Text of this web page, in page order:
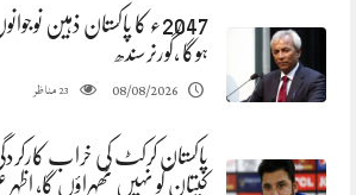
2047ء کا پاکستان ذہین
ہوگا ،گورنرسندھ
08/08/2026
23مناظر
پاکستان کرکٹ کی خراب
کپتان کو نہیں ٹھہراؤں گا، اظہر